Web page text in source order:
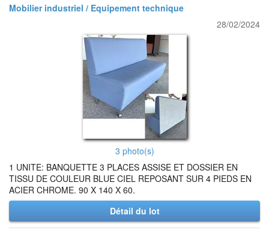
Mobilier industriel / Equipement technique
28/02/2024
3 photo(s)
1 UNITE: BANQUETTE 3 PLACES ASSISE ET DOSSIER EN
TISSU DE COULEUR BLUE CIEL REPOSANT SUR 4 PIEDS EN
ACIER CHROME. 90 X 140 X 60.
Détail du lot